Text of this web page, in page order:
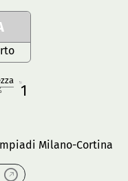
1
Milano-Cortina